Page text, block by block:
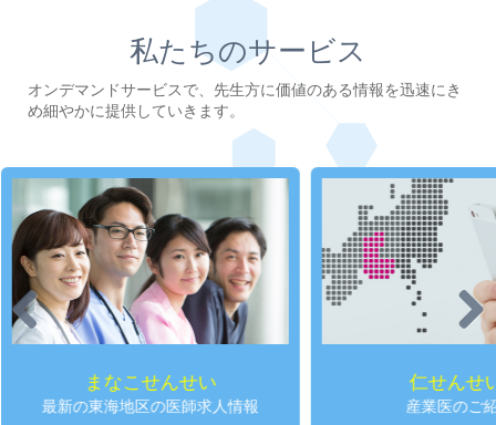
私たちのサービス
オンデマンドサービスで、先生方に価値のある情報を迅速にき
め細やかに提供していきます。
まなこせんせい
最新の東海地区の医師求人情報
仁せんせ
産業医のご
Previous Next